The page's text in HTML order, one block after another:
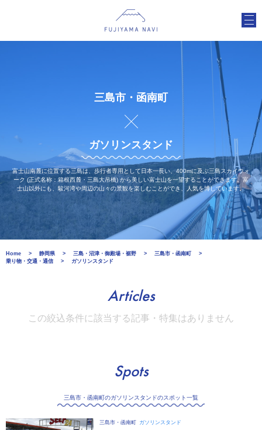
三島市・函南町
ガソリンスタンド
富士山南麓に位置する三島は、歩行者専用として日本一長い、400mに及ぶ三島スカイウォ
ーク (正式名称：箱根西麓・三島大吊橋) から美しい富士山を一望することができます。富
士山以外にも、駿河湾や周辺の山々の景観を楽しむことができ、人気を博しています。
Home 静岡県 三島・沼津・御殿場・裾野
三島市・函南町
乗り物・交通・通信
ガソリンスタンド
Articles
この絞込条件に該当する記事・特集はありません
Spots
三島市・函南町のガソリンスタンドのスポット一覧
三島市・函南町 ガソリンスタンド